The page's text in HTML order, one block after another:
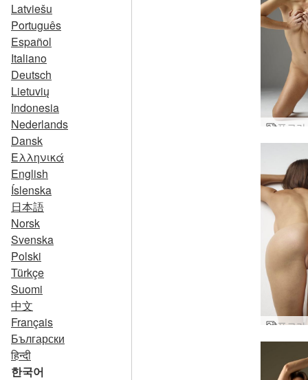
Latviešu
Português
Español
Italiano
Deutsch
Lietuvių
Indonesia
Nederlands
Dansk
Ελληνικά
English
Íslenska
日本語
Norsk
Svenska
Polski
Türkçe
Suomi
中文
Français
Български
हिन्दी
한국어
플로